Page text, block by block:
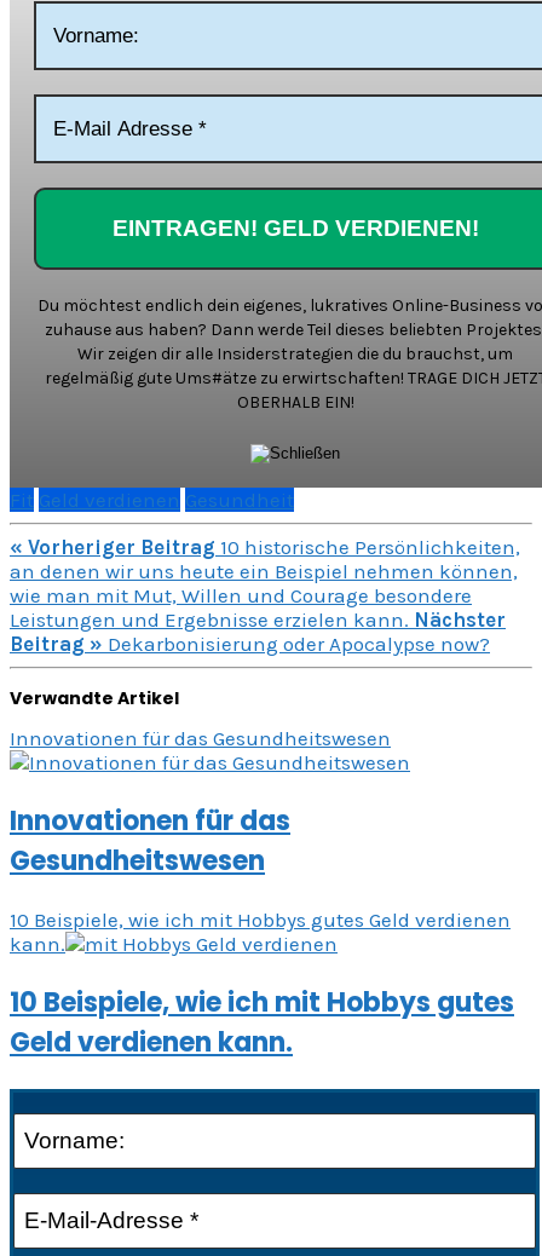
Du möchtest endlich dein eigenes, lukratives Online-Business
zuhause aus haben? Dann werde Teil dieses beliebten
Wir zeigen dir alle Insiderstrategien die du brauchst, um
regelmäßig gute Ums#ätze zu erwirtschaften! TRAGE DICH
OBERHALB EIN!
Fit Geld verdienen Gesundheit
« Vorheriger Beitrag 10 historische Persönlichkeiten,
an denen wir uns heute ein Beispiel nehmen können,
wie man mit Mut, Willen und Courage besondere
Leistungen und Ergebnisse erzielen kann. Nächster
Beitrag » Dekarbonisierung oder Apocalypse now?
Verwandte Artikel
Innovationen für das Gesundheitswesen
Innovationen für das
Gesundheitswesen
10 Beispiele, wie ich mit Hobbys gutes Geld verdienen
kann.
10 Beispiele, wie ich mit Hobbys gutes
Geld verdienen kann.